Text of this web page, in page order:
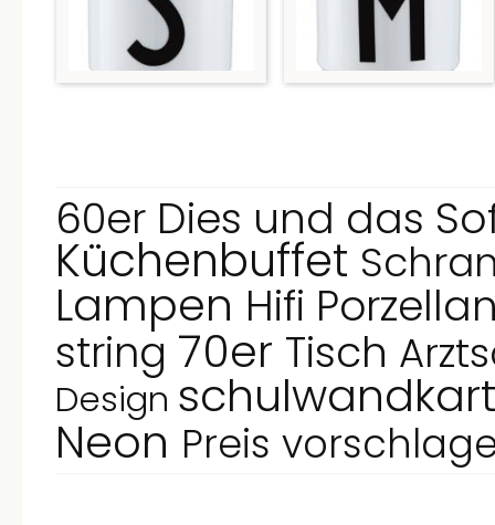
60er Dies und das
Küchenbuffet
Lampen Hifi
string 70er Tisch
Design
Neon Preis